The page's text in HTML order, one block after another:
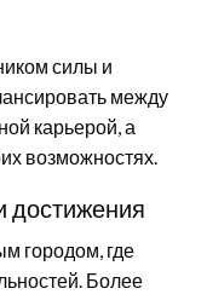
силы и
между
карьерой, а
возможностях.
городом, где
Более